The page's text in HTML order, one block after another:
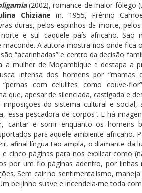
(2002), romance de maior fôlego
Chiziane (n. 1955, Prémio
duras, pelos espinhos da morte,
e sul daquele país africano. São
maconde. A autora mostra-nosonde fica
o“acarinhadas” e centro da decisão
a mulher de Moçambique e destapa a
intensa dos homens por “mamas
“pernas comcelulites como couve-flor
que, apesar de silenciada, castigada e
do sistema cultural e social,
essa pescadora de corpos”. E há
cantar e sorrir enquanto os homens
para aquele ambiente africano.
afinal língua tão ampla, o diamante da
cinco páginas para nos explicar como
por um fio páginas adentro, por linhas
Sem cair no sentimentalismo,
beijinho suave e incendeia-me toda com